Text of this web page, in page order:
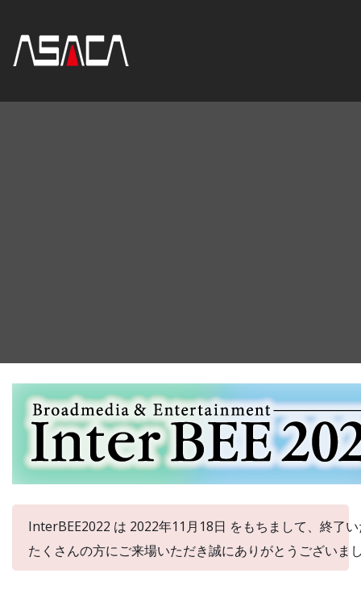
InterBEE2022 は 2022年11月18日 をもちまして、終了
たくさんの方にご来場いただき誠にありがとうございま